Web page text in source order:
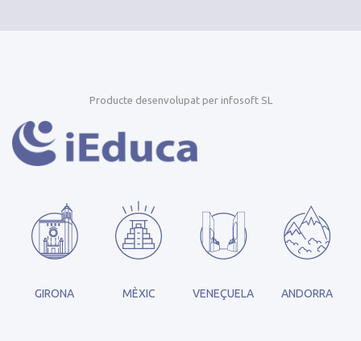
Producte desenvolupat per infosoft SL
GIRONA MÈXIC VENEÇUELA ANDORRA